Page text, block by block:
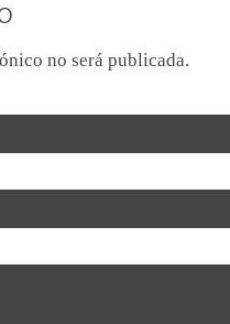
no será publicada.